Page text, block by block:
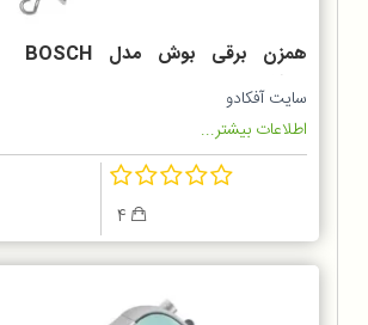
همزن برقی بوش مدل BOSCH
MFQ3010
سایت آفکادو
اطلاعات بیشتر...